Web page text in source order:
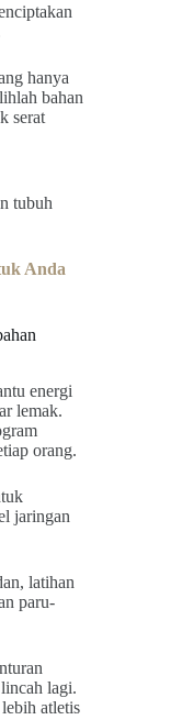
hanya
bahan
serat
tubuh
Anda
energi
lemak.
orang.
jaringan
latihan
paru-
lagi.
atletis